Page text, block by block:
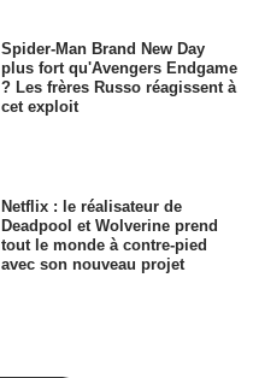
Spider-Man Brand New Day
plus fort qu'Avengers Endgame
? Les frères Russo réagissent à
cet exploit
Netflix : le réalisateur de
Deadpool et Wolverine prend
tout le monde à contre-pied
avec son nouveau projet